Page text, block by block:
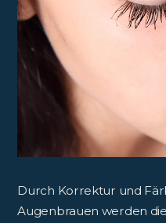
Durch Korrektur und
Augenbrauen werden